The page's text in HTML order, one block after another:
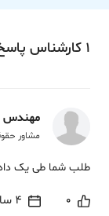
1 کارشناس
مهندس
مشاور
طلب شما طی یک
0 4 سال پیش